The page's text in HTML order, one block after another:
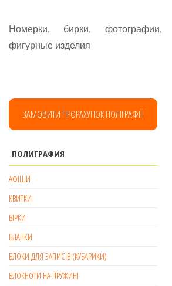
Номерки, бирки, фотографии,
фигурные изделия
ЗАМОВИТИ ПРОРАХУНОК ПОЛІГРАФІЇ
ПОЛИГРАФИЯ
АФІШИ
КВИТКИ
БІРКИ
БЛАНКИ
БЛОКИ ДЛЯ ЗАПИСІВ (КУБАРИКИ)
БЛОКНОТИ НА ПРУЖИНІ